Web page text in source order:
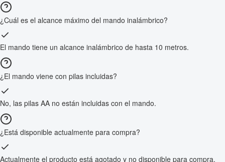
¿Cuál es el alcance máximo del mando inalámbrico?
El mando tiene un alcance inalámbrico de hasta 10 metros.
¿El mando viene con pilas incluidas?
No, las pilas AA no están incluidas con el mando.
¿Está disponible actualmente para compra?
Actualmente el producto está agotado y no disponible para compra.